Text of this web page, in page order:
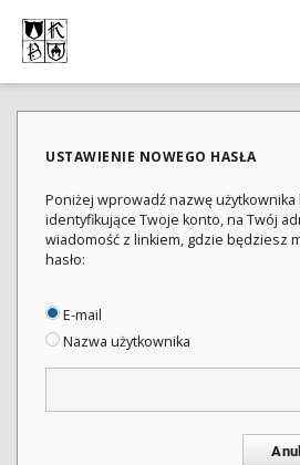
USTAWIENIE NOWEGO HASŁA
Poniżej wprowadź nazwę
identyfikujące Twoje konto, na Twój
wiadomość z linkiem, gdzie będziesz
hasło:
E-mail
Nazwa użytkownika